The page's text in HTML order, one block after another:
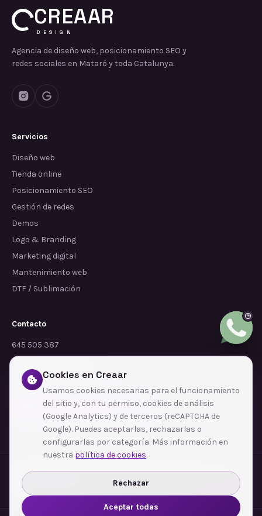
CREAAR
DESIGN
Agencia de diseño web, posicionamiento SEO y
redes sociales en Mataró y toda Catalunya.
Servicios
Diseño web
Tienda online
Posicionamiento SEO
Gestión de redes
Demos
Logo & Branding
Marketing digital
Mantenimiento web
DTF / Sublimación
Contacto
645 505 387
info@dependalium.com
Mataró (Barcelona)
Déjanos tu reseña en Google
Zonas de cobertura·Barcelona·L'Hospitalet de Llobregat·Terrassa·Badalona
Sabadell
Santa Coloma de Gramenet
Ver todas las zonas →
Cookies en Creaar
Usamos cookies necesarias para el funcionamiento
del sitio y, con tu permiso, cookies de análisis
(Google Analytics) y de terceros (reCAPTCHA de
Google). Puedes aceptarlas, rechazarlas o
configurarlas por categoría. Más información en
nuestra política de cookies.
Rechazar
Aceptar todas